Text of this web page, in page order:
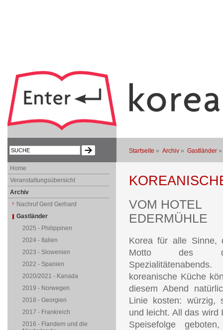
Startseite » Archiv» Gastländer
VOM HOTEL
EDERMÜHLE
Korea für alle Sinne,
Motto des
koreanische Küche
diesem Abend
Linie kosten: würzig,
und leicht. All das wird
Speisefolge
Home
Veranstaltungsübersicht
Archiv
Nachruf Gerd Gerhard
Gastländer
2025 - Philippinen
2024 - Italien
2023 - Slowenien
2022 - Spanien
2020/2021 - Kanada
2019 - Norwegen
2018 - Georgien
2017 - Frankreich
2016 - Flandern und die